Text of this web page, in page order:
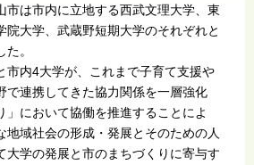
市は市内に立地する西武文理大学、東
院大学、武蔵野短期大学のそれぞれと
。
市内4大学が、これまで子育て支援や
で連携してきた協力関係を一層強化
」において協働を推進することによ
地域社会の形成・発展とそのための人
大学の発展と市のまちづくりに寄与す